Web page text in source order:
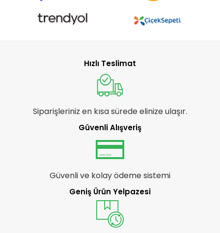
Hızlı Teslimat
Siparişleriniz en kısa sürede elinize ulaşır.
Güvenli Alışveriş
Güvenli ve kolay ödeme sistemi
Geniş Ürün Yelpazesi